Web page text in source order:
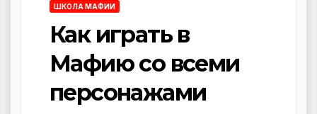
ШКОЛА МАФИИ
Как играть в
Мафию со всеми
персонажами